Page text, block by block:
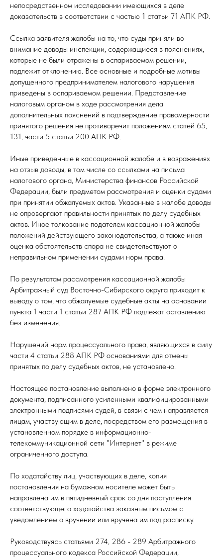
непосредственном исследовании имеющихся в деле
доказательств в соответствии с частью 1 статьи 71 АПК РФ.
Ссылка заявителя жалобы на то, что суды приняли во
внимание доводы инспекции, содержащиеся в пояснениях,
которые не были отражены в оспариваемом решении,
подлежит отклонению. Все основные и подробные мотивы
допущенного предпринимателем налогового нарушения
приведены в оспариваемом решении. Представление
налоговым органом в ходе рассмотрения дела
дополнительных пояснений в подтверждение правомерности
принятого решения не противоречит положениям статей 65,
131, части 5 статьи 200 АПК РФ.
Иные приведенные в кассационной жалобе и в возражениях
на отзыв доводы, в том числе со ссылками на письма
налогового органа, Министерства финансов Российской
Федерации, были предметом рассмотрения и оценки судами
при принятии обжалуемых актов. Указанные в жалобе доводы
не опровергают правильности принятых по делу судебных
актов. Иное толкование подателем кассационной жалобы
положений действующего законодательства, а также иная
оценка обстоятельств спора не свидетельствуют о
неправильном применении судами норм права.
По результатам рассмотрения кассационной жалобы
Арбитражный суд Восточно-Сибирского округа приходит к
выводу о том, что обжалуемые судебные акты на основании
пункта 1 части 1 статьи 287 АПК РФ подлежат оставлению
без изменения.
Нарушений норм процессуального права, являющихся в силу
части 4 статьи 288 АПК РФ основаниями для отмены
принятых по делу судебных актов, не установлено.
Настоящее постановление выполнено в форме электронного
документа, подписанного усиленными квалифицированными
электронными подписями судей, в связи с чем направляется
лицам, участвующим в деле, посредством его размещения в
установленном порядке в информационно-
телекоммуникационной сети "Интернет" в режиме
ограниченного доступа.
По ходатайству лиц, участвующих в деле, копия
постановления на бумажном носителе может быть
направлена им в пятидневный срок со дня поступления
соответствующего ходатайства заказным письмом с
уведомлением о вручении или вручена им под расписку.
Руководствуясь статьями 274, 286 - 289 Арбитражного
процессуального кодекса Российской Федерации,